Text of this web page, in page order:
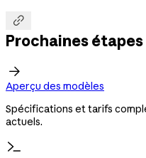

Prochaines étapes

Aperçu des modèles
Spécifications et tarifs
actuels.